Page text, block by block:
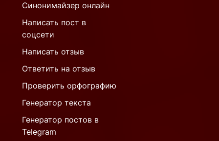
Синонимайзер онлайн
Написать пост в
соцсети
Написать отзыв
Ответить на отзыв
Проверить орфографию
Генератор текста
Генератор постов в
Telegram